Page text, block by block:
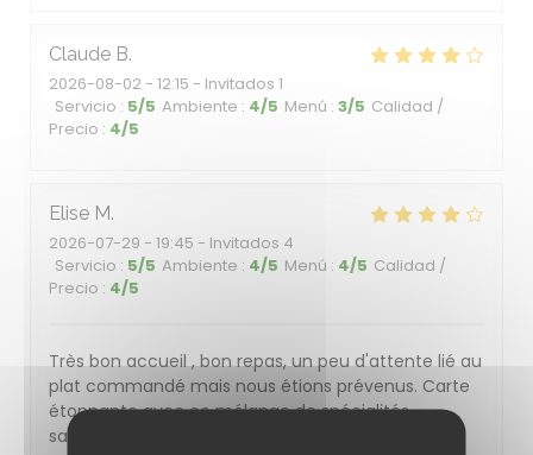
Claude B
2026-08-02 - 12:15 - Invitados 1
Servicio : 5/5 Ambiente : 4/5 Menú : 3/5 Calidad /
Precio : 4/5
Elise M
2026-07-29 - 19:45 - Invitados 4
Servicio : 5/5 Ambiente : 4/5 Menú : 4/5 Calidad /
Precio : 4/5
Très bon accueil , bon repas, un peu d'attente lié au
plat commandé mais nous étions prévenus. Carte
étonnante avec ce mélange de spécialités
savoyardes et thaïlandaises!